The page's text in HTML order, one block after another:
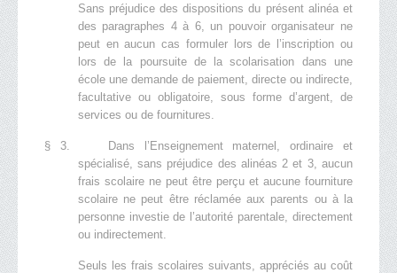
Sans préjudice des dispositions du présent alinéa et
des paragraphes 4 à 6, un pouvoir organisateur ne
peut en aucun cas formuler lors de l’inscription ou
lors de la poursuite de la scolarisation dans une
école une demande de paiement, directe ou indirecte,
facultative ou obligatoire, sous forme d’argent, de
services ou de fournitures.
§ 3. Dans l’Enseignement maternel, ordinaire et
spécialisé, sans préjudice des alinéas 2 et 3, aucun
frais scolaire ne peut être perçu et aucune fourniture
scolaire ne peut être réclamée aux parents ou à la
personne investie de l’autorité parentale, directement
ou indirectement.
Seuls les frais scolaires suivants, appréciés au coût